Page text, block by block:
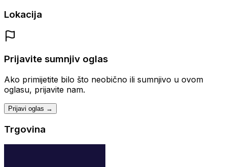
Lokacija
Prijavite sumnjiv oglas
Ako primijetite bilo što neobično ili sumnjivo u ovom
oglasu, prijavite nam.
Prijavi oglas →
Trgovina